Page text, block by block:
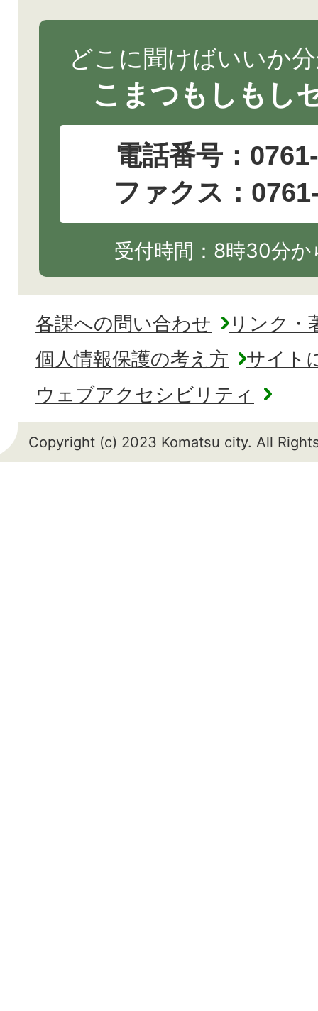
どこに聞けばいいか
こまつもしもし
電話番号：
ファクス：
受付時間：8時30分
各課への問い合わせ
リンク・
個人情報保護の考え方
サイト
ウェブアクセシビリティ
Copyright (c) 2023 Komatsu city. All